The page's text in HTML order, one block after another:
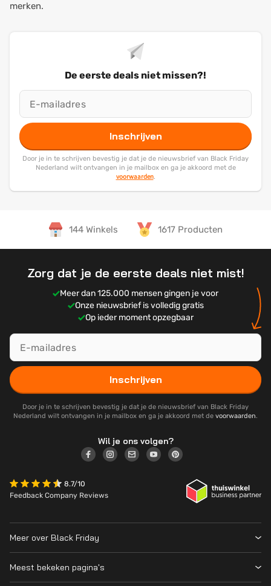
merken.
De eerste deals niet missen?!
Inschrijven
Door je in te schrijven bevestig je dat je de nieuwsbrief van Black Friday
Nederland wilt ontvangen in je mailbox en ga je akkoord met de
voorwaarden.
144 Winkels 1617 Producten
Zorg dat je de eerste deals niet mist!
Meer dan 125.000 mensen gingen je voor
Onze nieuwsbrief is volledig gratis
Op ieder moment opzegbaar
Inschrijven
Door je in te schrijven bevestig je dat je de nieuwsbrief van Black Friday
Nederland wilt ontvangen in je mailbox en ga je akkoord met de voorwaarden.
Wil je ons volgen?
8.7/10
Feedback Company Reviews
Meer over Black Friday
Wanneer is Black Friday?
Meest bekeken pagina's